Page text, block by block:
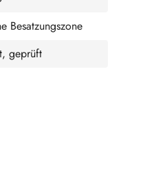
Besatzungszone
geprüft